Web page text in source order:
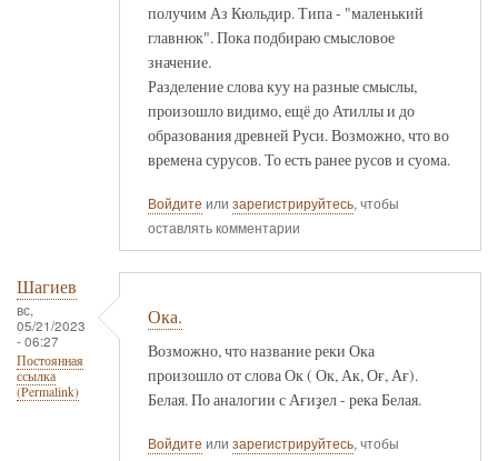
получим Аз Кюльдир. Типа - "маленький
главнюк". Пока подбираю смысловое
значение.
Разделение слова куу на разные смыслы,
произошло видимо, ещё до Атиллы и до
образования древней Руси. Возможно, что во
времена сурусов. То есть ранее русов и суома.
Войдите или зарегистрируйтесь, чтобы
оставлять комментарии
Шагиев
вс,
05/21/2023
- 06:27
Постоянная
ссылка
(Permalink)
Ока.
Возможно, что название реки Ока
произошло от слова Ок ( Ок, Ак, Оғ, Ағ).
Белая. По аналогии с Ағиҙел - река Белая.
Войдите или зарегистрируйтесь, чтобы